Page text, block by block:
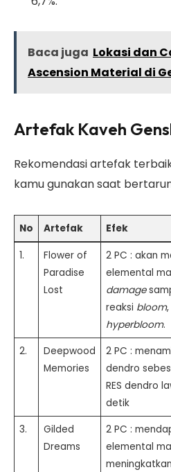
Baca juga Lokasi dan
Ascension Material di
Artefak Kaveh
Rekomendasi artefak
kamu gunakan saat
No Artefak Efek
1.
Flower of
Paradise
Lost
2 PC : akan
elemental
damage
reaksi bloom,
hyperbloom.
2.
Deepwood
Memories
2 PC :
dendro
RES dendro
detik
3.
Gilded
Dreams
2 PC :
elemental